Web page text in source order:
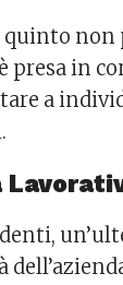
non
presa in
a